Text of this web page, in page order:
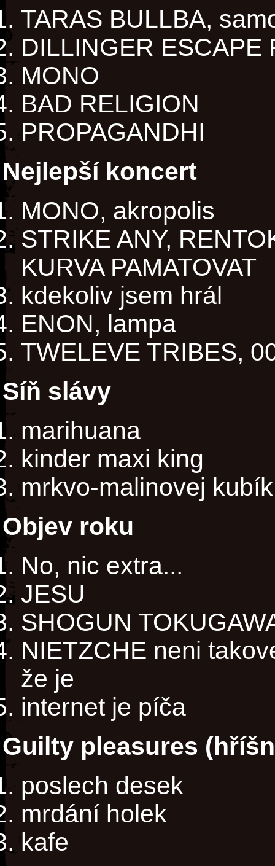
TARAS BULLBA,
DILLINGER ESCAPE
MONO
BAD RELIGION
PROPAGANDHI
Nejlepší koncert
MONO, akropolis
STRIKE ANY,
KURVA PAMATOVAT
kdekoliv jsem hrál
ENON, lampa
TWELEVE TRIBES,
Síň slávy
marihuana
kinder maxi king
mrkvo-malinovej kubík
Objev roku
No, nic extra...
JESU
SHOGUN
NIETZCHE neni
že je
internet je píča
Guilty pleasures
poslech desek
mrdání holek
kafe